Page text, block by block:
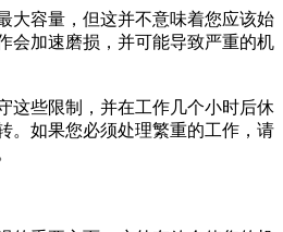
容量，但这并不意味着您应该始
会加速磨损，并可能导致严重的机
些限制，并在工作几个小时后休
。如果您必须处理繁重的工作，请